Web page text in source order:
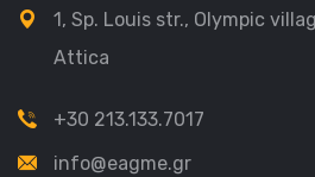
1, Sp. Louis str., Olympic
Attica
+30 213.133.7017
info@eagme.gr